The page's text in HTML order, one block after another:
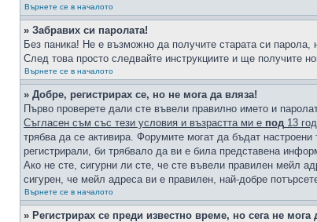
Върнете се в началото
» Забравих си паролата!
Без паника! Не е възможно да получите старата си
След това просто следвайте инструкциите и ще получите
Върнете се в началото
» Добре, регистрирах се, но не мога да вляза!
Първо проверете дали сте въвели правилно името и
Съгласен съм със тези условия и възрастта ми е под 13
трябва да се активира. Форумите могат да бъдат
регистрирали, би трябвало да ви е била представена
Ако не сте, сигурни ли сте, че сте въвели правилен мейл
сигурен, че мейл адреса ви е правилен, най-добре
Върнете се в началото
» Регистрирах се преди известно време, но сега не мога